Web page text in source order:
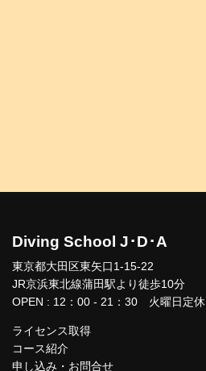
Diving School J･D･A
東京都大田区東矢口1-15-22
JR京浜東北線蒲田駅より徒歩10分
OPEN : 12：00 - 21：30 火曜日定休
ライセンス取得
コース紹介
申し込み・お問合せ